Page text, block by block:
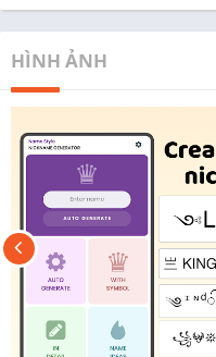
HÌNH ẢNH